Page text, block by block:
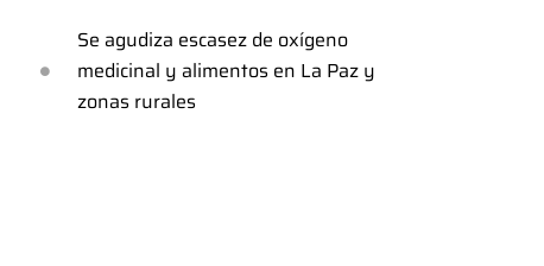
Se agudiza escasez de oxígeno
medicinal y alimentos en La Paz y
zonas rurales